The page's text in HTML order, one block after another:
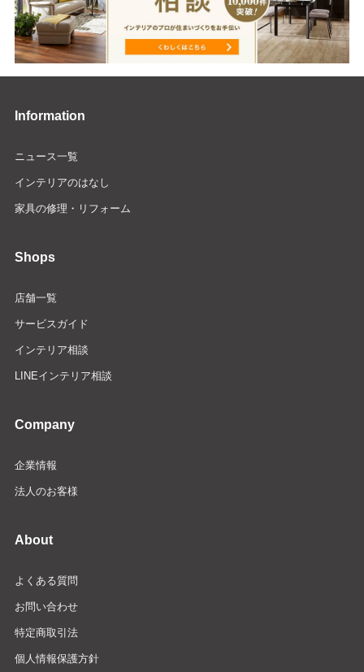
Information
ニュース一覧
インテリアのはなし
家具の修理・リフォーム
Shops
店舗一覧
サービスガイド
インテリア相談
LINEインテリア相談
Company
企業情報
法人のお客様
About
よくある質問
お問い合わせ
特定商取引法
個人情報保護方針